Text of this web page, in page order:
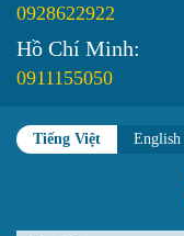
0928622922
Hồ Chí Minh:
0911155050
Tiếng Việt English